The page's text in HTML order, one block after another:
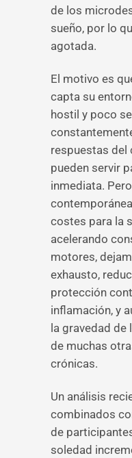
de los
sueño, por lo
agotada.
El motivo es
capta su
hostil y poco
respuestas del
pueden servir
inmediata.
costes para la
acelerando
motores,
exhausto,
protección
inflamación, y
la gravedad
de muchas
crónicas.
Un análisis
combinados
de
soledad